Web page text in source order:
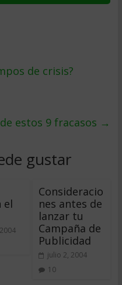
de crisis?
estos 9 fracasos →
gustar
el
Consideracio
nes antes de
lanzar tu
Campaña de
Publicidad
julio 2, 2004
10